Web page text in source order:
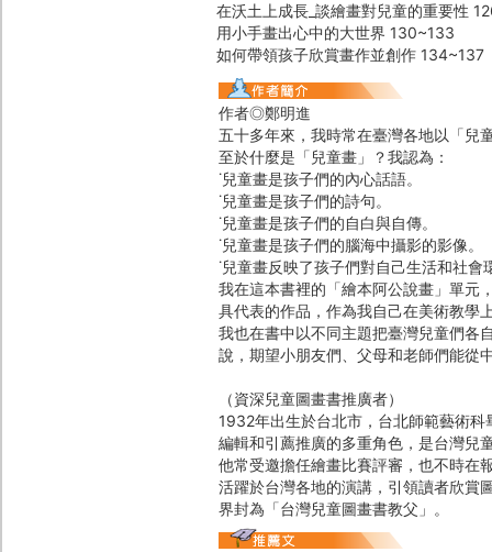
在沃土上成長_談繪畫對兒童的重要性
用小手畫出心中的大世界 130~133
如何帶領孩子欣賞畫作並創作 134~137
作者◎鄭明進
五十多年來，我時常在臺灣各地以「兒
至於什麼是「兒童畫」？我認為：
˙兒童畫是孩子們的內心話語。
˙兒童畫是孩子們的詩句。
˙兒童畫是孩子們的自白與自傳。
˙兒童畫是孩子們的腦海中攝影的影像。
˙兒童畫反映了孩子們對自己生活和社
我在這本書裡的「繪本阿公說畫」單元
具代表的作品，作為我自己在美術教學
我也在書中以不同主題把臺灣兒童們各
說，期望小朋友們、父母和老師們能從
（資深兒童圖畫書推廣者）
1932年出生於台北市，台北師範藝術
編輯和引薦推廣的多重角色，是台灣兒
他常受邀擔任繪畫比賽評審，也不時在
活躍於台灣各地的演講，引領讀者欣賞
界封為「台灣兒童圖畫書教父」。